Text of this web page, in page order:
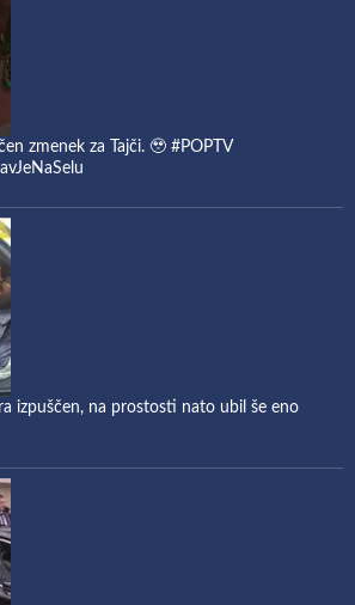
zmenek za Tajči. 🥹 #POPTV
izpuščen, na prostosti nato ubil še eno